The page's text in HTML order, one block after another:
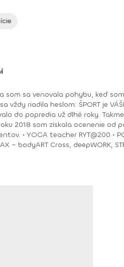
som sa venovala pohybu, keď
V bežnom živote som bola ekonomická riaditeľka vo vydavateľstve a mama dospelej dcéry. No
do popredia už dlhé roky.
cvičení bodyART Basic,
Cross, deepWORK, STRONG by Zumba, Jump